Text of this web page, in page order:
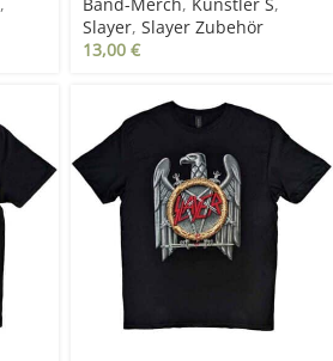
Slayer, Slayer Zubehör
13,00 €